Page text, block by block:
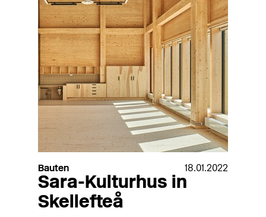
Bauten 18.01.2022
Sara-Kulturhus in
Skellefteå